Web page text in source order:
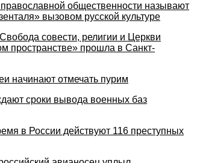
общественности называют
вызовом русской культуре
совести, религии и Церкви
пространстве» прошла в Санкт-
начинают отмечать пурим
сроки вывода военных баз
в России действуют 116 преступных